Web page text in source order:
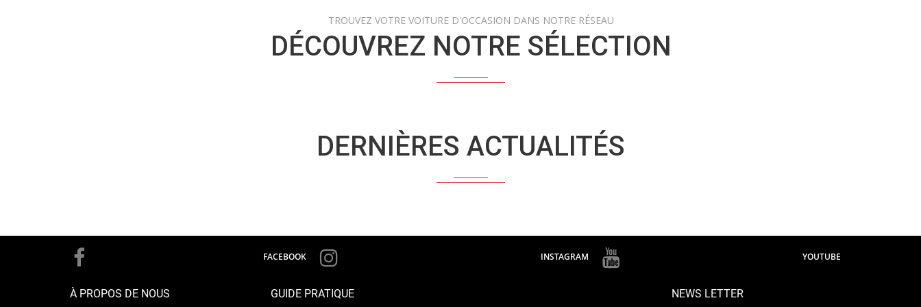
TROUVEZ VOTRE VOITURE D'OCCASION DANS NOTRE RÉSEAU
DÉCOUVREZ NOTRE SÉLECTION
DERNIÈRES ACTUALITÉS
FACEBOOK INSTAGRAM YOUTUBE
À PROPOS DE NOUS GUIDE PRATIQUE NEWS LETTER